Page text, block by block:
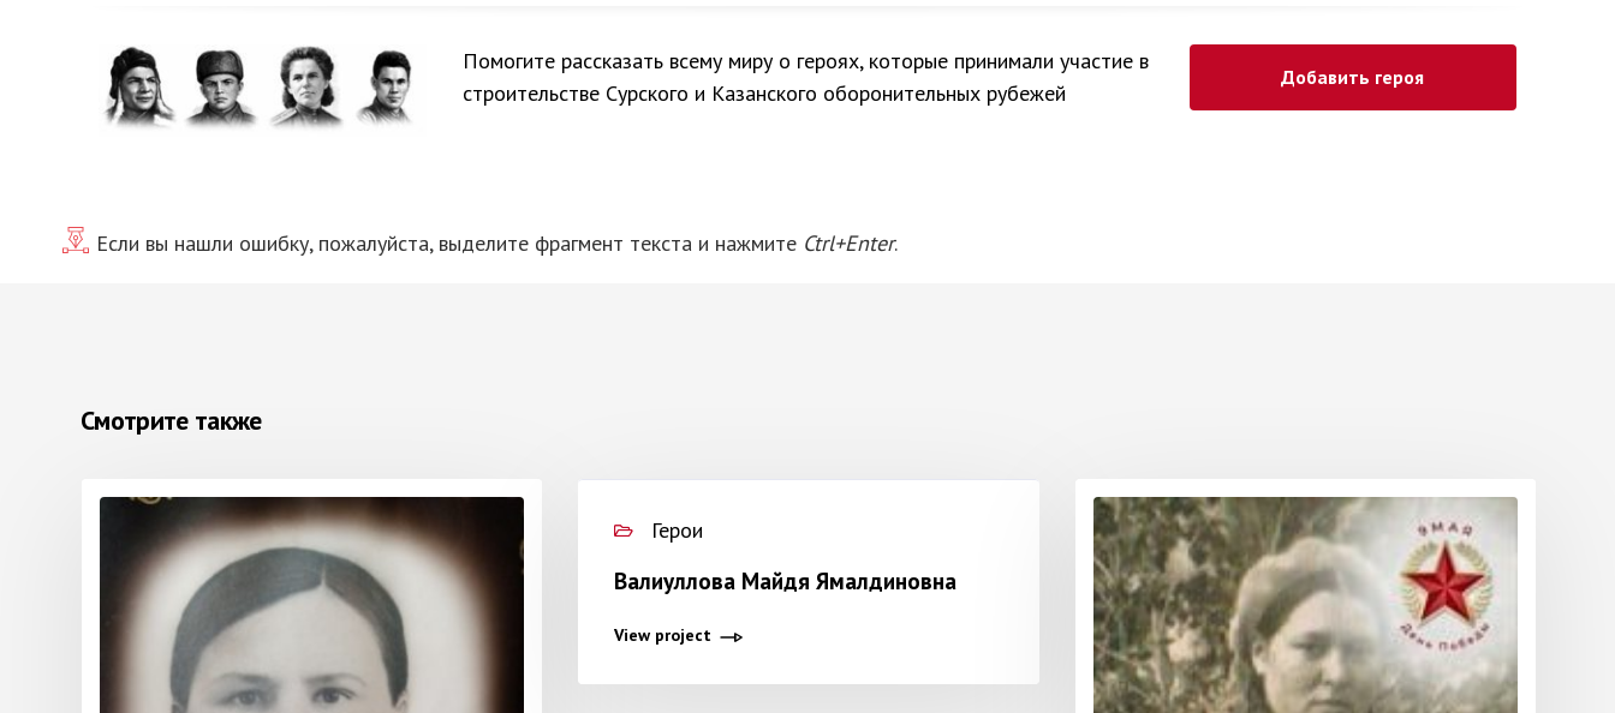
Помогите рассказать всему миру о героях, которые принимали участие в
строительстве Сурского и Казанского оборонительных рубежей
Добавить героя
Если вы нашли ошибку, пожалуйста, выделите фрагмент текста и нажмите Ctrl+Enter.
Смотрите также
Герои
Валиуллова Майдя Ямалдиновна
View project